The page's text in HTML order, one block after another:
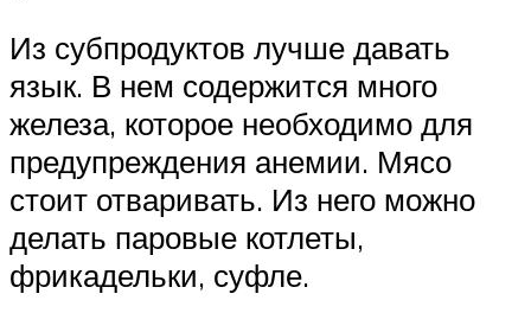
Из субпродуктов лучше давать
язык. В нем содержится много
железа, которое необходимо для
предупреждения анемии. Мясо
стоит отваривать. Из него можно
делать паровые котлеты,
фрикадельки, суфле.